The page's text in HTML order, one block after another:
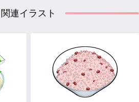
関連イラスト